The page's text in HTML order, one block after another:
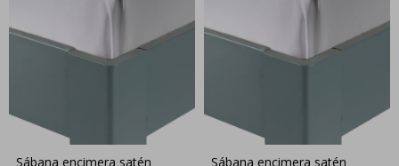
Sábana encimera satén Sábana encimera satén